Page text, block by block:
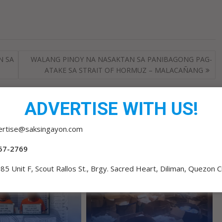
SA
WALANG PINOY NA NASAKTAN SA PANIBAGONG PAG-
ATAKE SA STRAIT OF HORMUZ – MALACAÑANG
ADVERTISE WITH US!
2769
Unit F, Scout Rallos St., Brgy. Sacred Heart, Diliman, Quezon